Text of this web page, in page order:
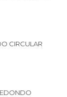
CIRCULAR